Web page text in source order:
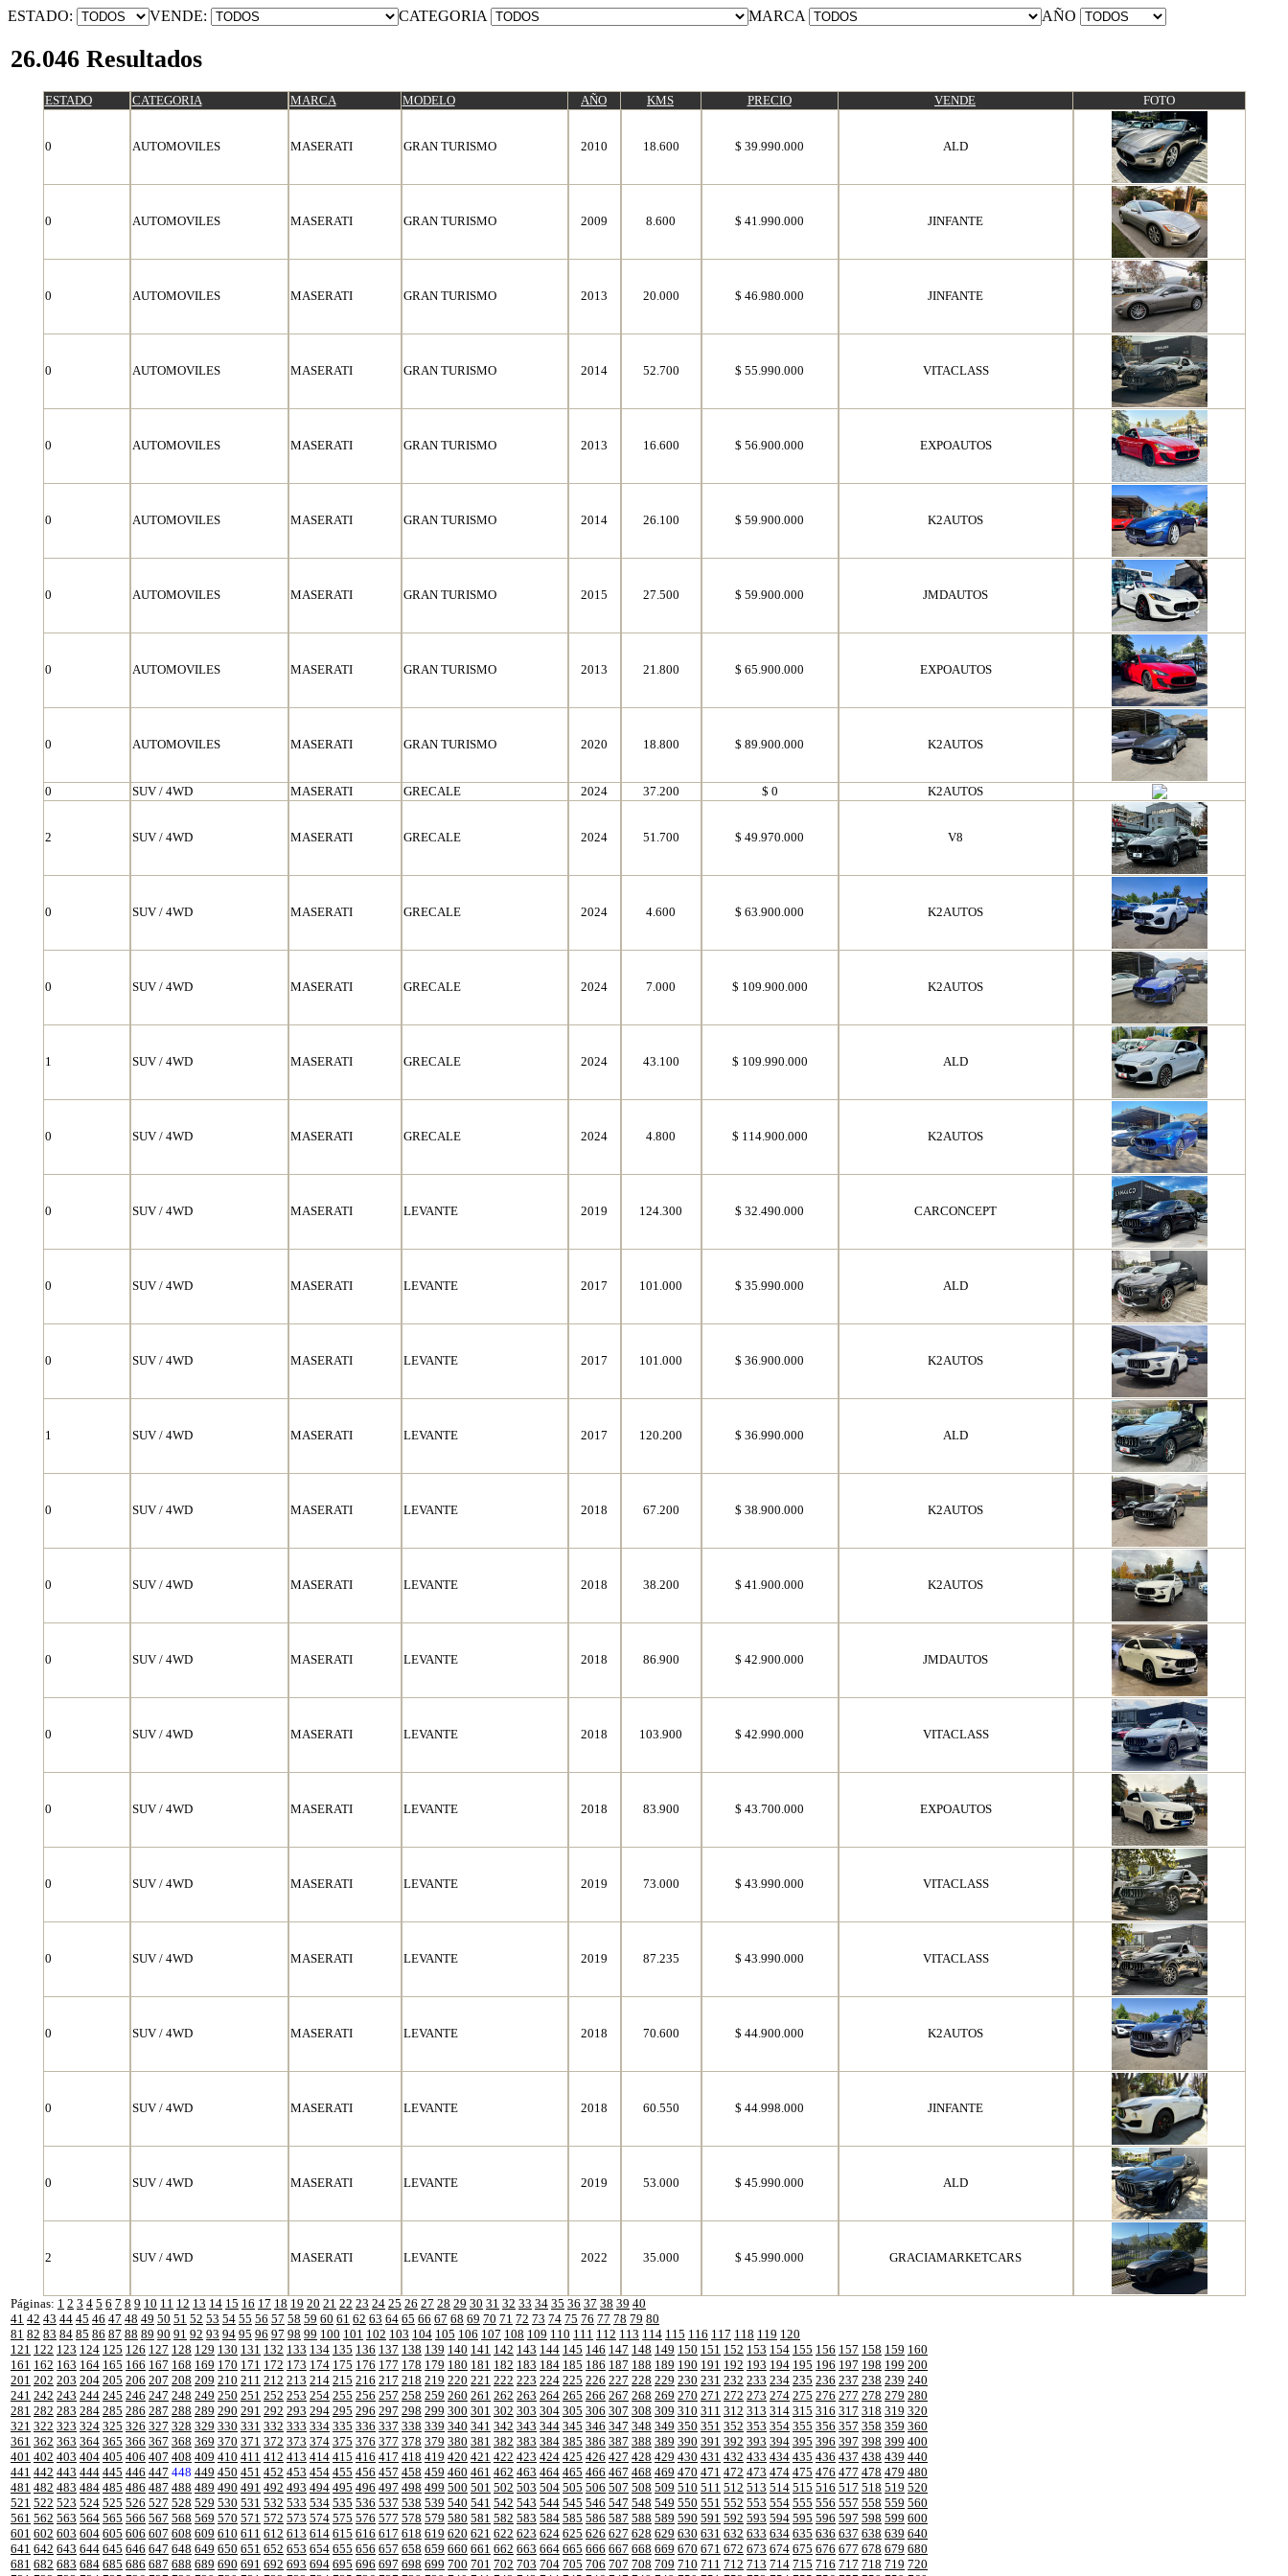
ESTADO: VENDE: CATEGORIA MARCA AÑO
26.046 Resultados
ESTADO CATEGORIA MARCA MODELO AÑO KMS PRECIO VENDE FOTO
0 AUTOMOVILES MASERATI GRAN TURISMO 2010 18.600 $ 39.990.000 ALD
0 AUTOMOVILES MASERATI GRAN TURISMO 2009 8.600 $ 41.990.000 JINFANTE
0 AUTOMOVILES MASERATI GRAN TURISMO 2013 20.000 $ 46.980.000 JINFANTE
0 AUTOMOVILES MASERATI GRAN TURISMO 2014 52.700 $ 55.990.000 VITACLASS
0 AUTOMOVILES MASERATI GRAN TURISMO 2013 16.600 $ 56.900.000 EXPOAUTOS
0 AUTOMOVILES MASERATI GRAN TURISMO 2014 26.100 $ 59.900.000 K2AUTOS
0 AUTOMOVILES MASERATI GRAN TURISMO 2015 27.500 $ 59.900.000 JMDAUTOS
0 AUTOMOVILES MASERATI GRAN TURISMO 2013 21.800 $ 65.900.000 EXPOAUTOS
0 AUTOMOVILES MASERATI GRAN TURISMO 2020 18.800 $ 89.900.000 K2AUTOS
0 SUV / 4WD MASERATI GRECALE 2024 37.200 $ 0 K2AUTOS
2 SUV / 4WD MASERATI GRECALE 2024 51.700 $ 49.970.000 V8
0 SUV / 4WD MASERATI GRECALE 2024 4.600 $ 63.900.000 K2AUTOS
0 SUV / 4WD MASERATI GRECALE 2024 7.000 $ 109.900.000 K2AUTOS
1 SUV / 4WD MASERATI GRECALE 2024 43.100 $ 109.990.000 ALD
0 SUV / 4WD MASERATI GRECALE 2024 4.800 $ 114.900.000 K2AUTOS
0 SUV / 4WD MASERATI LEVANTE 2019 124.300 $ 32.490.000 CARCONCEPT
0 SUV / 4WD MASERATI LEVANTE 2017 101.000 $ 35.990.000 ALD
0 SUV / 4WD MASERATI LEVANTE 2017 101.000 $ 36.900.000 K2AUTOS
1 SUV / 4WD MASERATI LEVANTE 2017 120.200 $ 36.990.000 ALD
0 SUV / 4WD MASERATI LEVANTE 2018 67.200 $ 38.900.000 K2AUTOS
0 SUV / 4WD MASERATI LEVANTE 2018 38.200 $ 41.900.000 K2AUTOS
0 SUV / 4WD MASERATI LEVANTE 2018 86.900 $ 42.900.000 JMDAUTOS
0 SUV / 4WD MASERATI LEVANTE 2018 103.900 $ 42.990.000 VITACLASS
0 SUV / 4WD MASERATI LEVANTE 2018 83.900 $ 43.700.000 EXPOAUTOS
0 SUV / 4WD MASERATI LEVANTE 2019 73.000 $ 43.990.000 VITACLASS
0 SUV / 4WD MASERATI LEVANTE 2019 87.235 $ 43.990.000 VITACLASS
0 SUV / 4WD MASERATI LEVANTE 2018 70.600 $ 44.900.000 K2AUTOS
0 SUV / 4WD MASERATI LEVANTE 2018 60.550 $ 44.998.000 JINFANTE
0 SUV / 4WD MASERATI LEVANTE 2019 53.000 $ 45.990.000 ALD
2 SUV / 4WD MASERATI LEVANTE 2022 35.000 $ 45.990.000 GRACIAMARKETCARS
Páginas: 1 2 3 4 5 6 7 8 9 10 11 12 13 14 15 16 17 18 19 20 21 22 23 24 25 26 27 28 29 30 31 32 33 34 35 36 37 38 39 40
41 42 43 44 45 46 47 48 49 50 51 52 53 54 55 56 57 58 59 60 61 62 63 64 65 66 67 68 69 70 71 72 73 74 75 76 77 78 79 80
81 82 83 84 85 86 87 88 89 90 91 92 93 94 95 96 97 98 99 100 101 102 103 104 105 106 107 108 109 110 111 112 113 114 115 116 117 118 119 120
121 122 123 124 125 126 127 128 129 130 131 132 133 134 135 136 137 138 139 140 141 142 143 144 145 146 147 148 149 150 151 152 153 154 155 156 157 158 159 160
161 162 163 164 165 166 167 168 169 170 171 172 173 174 175 176 177 178 179 180 181 182 183 184 185 186 187 188 189 190 191 192 193 194 195 196 197 198 199 200
201 202 203 204 205 206 207 208 209 210 211 212 213 214 215 216 217 218 219 220 221 222 223 224 225 226 227 228 229 230 231 232 233 234 235 236 237 238 239 240
241 242 243 244 245 246 247 248 249 250 251 252 253 254 255 256 257 258 259 260 261 262 263 264 265 266 267 268 269 270 271 272 273 274 275 276 277 278 279 280
281 282 283 284 285 286 287 288 289 290 291 292 293 294 295 296 297 298 299 300 301 302 303 304 305 306 307 308 309 310 311 312 313 314 315 316 317 318 319 320
321 322 323 324 325 326 327 328 329 330 331 332 333 334 335 336 337 338 339 340 341 342 343 344 345 346 347 348 349 350 351 352 353 354 355 356 357 358 359 360
361 362 363 364 365 366 367 368 369 370 371 372 373 374 375 376 377 378 379 380 381 382 383 384 385 386 387 388 389 390 391 392 393 394 395 396 397 398 399 400
401 402 403 404 405 406 407 408 409 410 411 412 413 414 415 416 417 418 419 420 421 422 423 424 425 426 427 428 429 430 431 432 433 434 435 436 437 438 439 440
441 442 443 444 445 446 447 448 449 450 451 452 453 454 455 456 457 458 459 460 461 462 463 464 465 466 467 468 469 470 471 472 473 474 475 476 477 478 479 480
481 482 483 484 485 486 487 488 489 490 491 492 493 494 495 496 497 498 499 500 501 502 503 504 505 506 507 508 509 510 511 512 513 514 515 516 517 518 519 520
521 522 523 524 525 526 527 528 529 530 531 532 533 534 535 536 537 538 539 540 541 542 543 544 545 546 547 548 549 550 551 552 553 554 555 556 557 558 559 560
561 562 563 564 565 566 567 568 569 570 571 572 573 574 575 576 577 578 579 580 581 582 583 584 585 586 587 588 589 590 591 592 593 594 595 596 597 598 599 600
601 602 603 604 605 606 607 608 609 610 611 612 613 614 615 616 617 618 619 620 621 622 623 624 625 626 627 628 629 630 631 632 633 634 635 636 637 638 639 640
641 642 643 644 645 646 647 648 649 650 651 652 653 654 655 656 657 658 659 660 661 662 663 664 665 666 667 668 669 670 671 672 673 674 675 676 677 678 679 680
681 682 683 684 685 686 687 688 689 690 691 692 693 694 695 696 697 698 699 700 701 702 703 704 705 706 707 708 709 710 711 712 713 714 715 716 717 718 719 720